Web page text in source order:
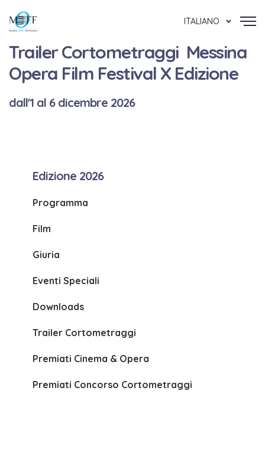
ITALIANO
Trailer Cortometraggi Messina
Opera Film Festival X Edizione
dall'1 al 6 dicembre 2026
Edizione 2026
Programma
Film
Giuria
Eventi Speciali
Downloads
Trailer Cortometraggi
Premiati Cinema & Opera
Premiati Concorso Cortometraggi